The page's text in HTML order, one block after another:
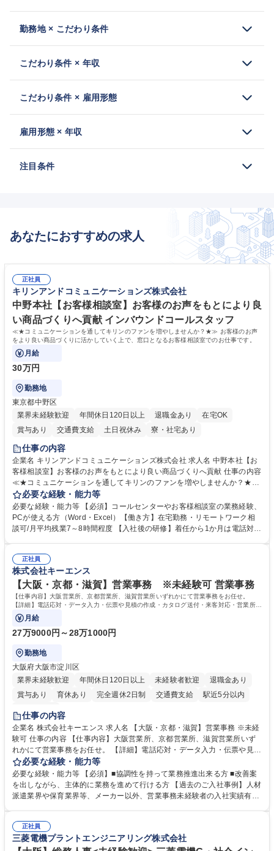
勤務地 × こだわり条件
こだわり条件 × 年収
こだわり条件 × 雇用形態
雇用形態 × 年収
注目条件
あなたにおすすめの求人
正社員
キリンアンドコミュニケーションズ株式会社
中野本社【お客様相談室】お客様のお声をもとにより良
い商品づくりへ貢献 インバウンドコールスタッフ
≪★コミュニケーションを通してキリンのファンを増やしませんか？★≫ お客様のお声
をより良い商品づくりに活かしていく上で、窓口となるお客様相談室でのお仕事です。
月給
30万円
勤務地
東京都中野区
業界未経験歓迎
年間休日120日以上 退職金あり
在宅OK
賞与あり
交通費支給 土日祝休み 寮・社宅あり
仕事の内容
企業名 キリンアンドコミュニケーションズ株式会社 求人名 中野本社【お
客様相談室】お客様のお声をもとにより良い商品づくりへ貢献 仕事の内容
≪★コミュニケーションを通してキリンのファンを増やしませんか？★≫
お客様のお声をより良い商品づくりに活かしていく上で、窓口となるお客
様相談室でのお仕事です。 日々お客様からいただくキリングループへのご
意見を、企業活動に活かしています。お客様からの声に迅速かつ誠意をも
って対応、情報提供するとともにグループ内活動に反映しています。 【具
平均100件前後■メール・手紙：同上40件前後 募集職種 中野本社【お客様
相談室】お客様のお声をもとにより良い商品づくりへ貢献
必要な経験・能力等
必要な経験・能力等 【必須】コールセンターやお客様相談室の業務経験、
PCが使える方（Word・Excel）【働き方】在宅勤務・リモートワーク相
談可/月平均残業7～8時間程度 【入社後の研修】着任から1か月は電話対応
すのでご安心ください。 【当社について】キリングループの広報機能を担
う会社として、お客様との出会いを大切にし、磨き上げたホスピタリティ
を込めてコミュニケーションをとりながら広報関連業務を行っておりま
す。 学歴・資格 学歴：大学院 大学 高専 短大 専修学校 高校 語学力： 資
格：
正社員
株式会社キーエンス
【大阪・京都・滋賀】営業事務 ※未経験可 営業事務
【仕事内容】大阪営業所、京都営業所、滋賀営業所いずれかにて営業事務をお任せ。
【詳細】電話応対・データ入力・伝票や見積の作成・カタログ送付・来客対応・営業所内
で発生する事務業務や業務改善をお任せ。
月給
27万9000円～28万1000円
勤務地
大阪府大阪市淀川区
業界未経験歓迎
年間休日120日以上 未経験者歓迎
退職金あり
賞与あり
育休あり 完全週休2日制 交通費支給
駅近5分以内
土日祝休み
仕事の内容
企業名 株式会社キーエンス 求人名 【大阪・京都・滋賀】営業事務 ※未経
験可 仕事の内容 【仕事内容】大阪営業所、京都営業所、滋賀営業所いず
れかにて営業事務をお任せ。 【詳細】電話応対・データ入力・伝票や見積
の作成・カタログ送付・来客対応・営業所内で発生する事務業務や業務改
善をお任せ。 【教育制度】ご入社後、育成担当とペアになりながらOJTに
て業務を覚えていただくことが可能です。業務システムがきちんと構築さ
れているため、スムーズに仕事に慣れることができる環境です。また、
募集職種 【大阪・京都・滋賀】営業事務 ※未経験可
必要な経験・能力等
必要な経験・能力等 【必須】■協調性を持って業務推進出来る方 ■改善案
を出しながら、主体的に業務を進めて行ける方 【過去のご入社事例】人材
派遣業界や保育業界等、メーカー以外、営業事務未経験者の入社実績有
えて、お客様や社員の状況に合わせ、能動的なサポート、改善の動きも期
待され。組織を支えるスペシャリストとして、チームに貢献し、結果的に
正社員
三菱電機プラントエンジニアリング株式会社